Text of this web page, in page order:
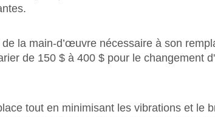
la main-d’œuvre nécessaire à son
de 150 $ à 400 $ pour le changement
tout en minimisant les vibrations et le